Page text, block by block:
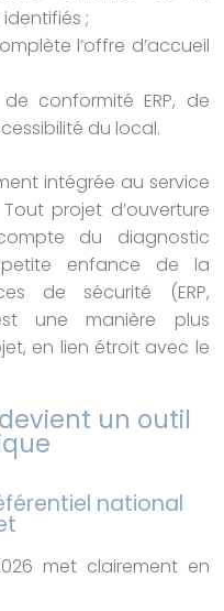
;
l’offre d’accueil
conformité ERP, de
du local.
intégrée au service
projet d’ouverture
du diagnostic
enfance de la
de sécurité (ERP,
une manière plus
en lien étroit avec le
un outil
national
met clairement en